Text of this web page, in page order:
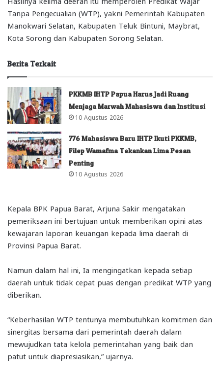
Tanpa Pengecualian (WTP), yakni Pemerintah Kabupaten
Manokwari Selatan, Kabupaten Teluk Bintuni, Maybrat,
Kota Sorong dan Kabupaten Sorong Selatan.
Berita Terkait
PKKMB IHTP Papua Harus Jadi Ruang
Menjaga Marwah Mahasiswa dan Institusi
10 Agustus 2026
776 Mahasiswa Baru IHTP Ikuti PKKMB,
Filep Wamafma Tekankan Lima Pesan
Penting
10 Agustus 2026
Kepala BPK Papua Barat, Arjuna Sakir mengatakan
pemeriksaan ini bertujuan untuk memberikan opini atas
kewajaran laporan keuangan kepada lima daerah di
Provinsi Papua Barat.
Namun dalam hal ini, Ia mengingatkan kepada setiap
daerah untuk tidak cepat puas dengan predikat WTP yang
diberikan.
“Keberhasilan WTP tentunya membutuhkan komitmen dan
sinergitas bersama dari pemerintah daerah dalam
mewujudkan tata kelola pemerintahan yang baik dan
patut untuk diapresiasikan,” ujarnya.